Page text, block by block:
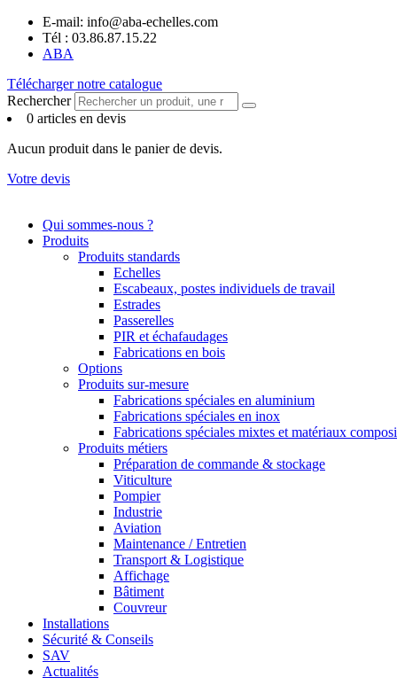
Aller
contenu
E-mail: info@aba-echelles.com
Tél : 03.86.87.15.22
ABA
Télécharger notre catalogue
Rechercher
0 articles en devis
Aucun produit dans le panier de devis.
Votre devis
Qui sommes-nous ?
Produits
Produits standards
Echelles
Escabeaux, postes individuels de travail
Estrades
Passerelles
PIR et échafaudages
Fabrications en bois
Options
Produits sur-mesure
Fabrications spéciales en aluminium
Fabrications spéciales en inox
Fabrications spéciales mixtes et matériaux
Produits métiers
Préparation de commande & stockage
Viticulture
Pompier
Industrie
Aviation
Maintenance / Entretien
Transport & Logistique
Affichage
Bâtiment
Couvreur
Installations
Sécurité & Conseils
SAV
Actualités